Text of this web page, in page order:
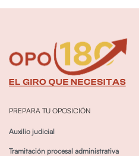
PREPARA TU OPOSICIÓN
Auxilio judicial
Tramitación procesal administrativa